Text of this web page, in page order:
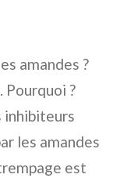
amandes ?
. Pourquoi ?
inhibiteurs
les amandes
est